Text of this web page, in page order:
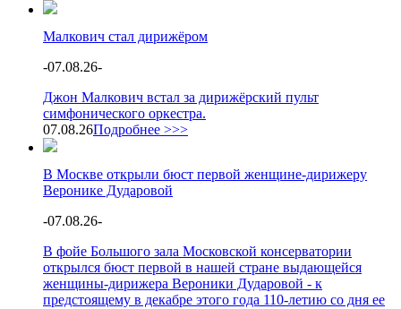
Малкович стал дирижёром
-07.08.26-
Джон Малкович встал за дирижёрский пульт
симфонического оркестра.
07.08.26Подробнее >>>
В Москве открыли бюст первой женщине-дирижеру
Веронике Дударовой
-07.08.26-
В фойе Большого зала Московской консерватории
открылся бюст первой в нашей стране выдающейся
женщины-дирижера Вероники Дударовой - к
предстоящему в декабре этого года 110-летию со дня ее